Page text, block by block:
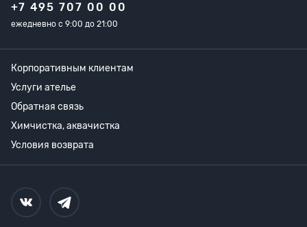
+7 495 707 00 00
ежедневно с 9:00 до 21:00
Корпоративным клиентам
Услуги ателье
Обратная связь
Химчистка, аквачистка
Условия возврата